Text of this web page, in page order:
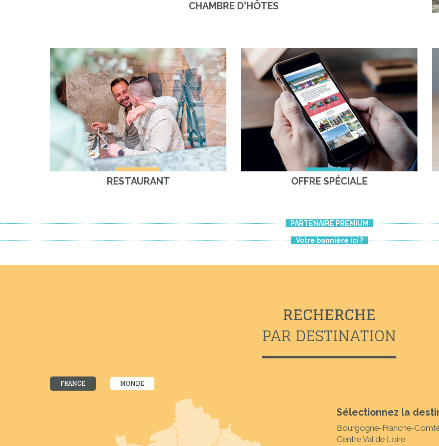
CHAMBRE D'HÔTES
RESTAURANT OFFRE SPÉCIALE
PARTENAIRE PREMIUM
Votre bannière ici ?
RECHERCHE
PAR DESTINATION
FRANCE MONDE
Sélectionnez la
Bourgogne-Franche-
Centre Val de Loire